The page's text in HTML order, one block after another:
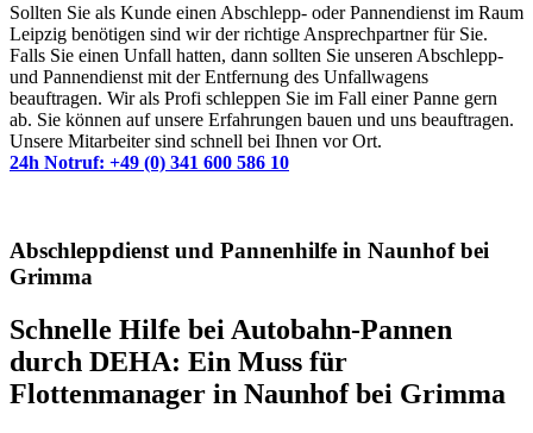
Sollten Sie als Kunde einen Abschlepp- oder Pannendienst im Raum
Leipzig benötigen sind wir der richtige Ansprechpartner für Sie.
Falls Sie einen Unfall hatten, dann sollten Sie unseren Abschlepp-
und Pannendienst mit der Entfernung des Unfallwagens
beauftragen. Wir als Profi schleppen Sie im Fall einer Panne gern
ab. Sie können auf unsere Erfahrungen bauen und uns beauftragen.
Unsere Mitarbeiter sind schnell bei Ihnen vor Ort.
24h Notruf: +49 (0) 341 600 586 10
Abschleppdienst und Pannenhilfe in Naunhof bei
Grimma
Schnelle Hilfe bei Autobahn-Pannen
durch DEHA: Ein Muss für
Flottenmanager in Naunhof bei Grimma